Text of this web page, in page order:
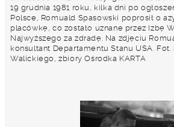
19 grudnia 1981 roku, kilka dni po
Polsce, Romuald Spasowski poprosił o
placówkę, co zostało uznane przez Izbę
Najwyższego za zdradę. Na zdjęciu
konsultant Departamentu Stanu USA.
Walickiego, zbiory Ośrodka KARTA